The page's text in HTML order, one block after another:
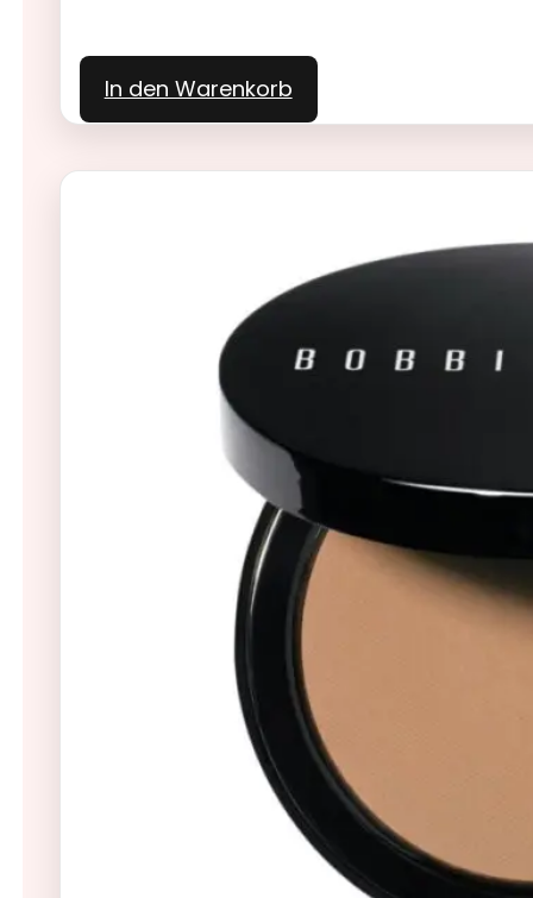
In den Warenkorb